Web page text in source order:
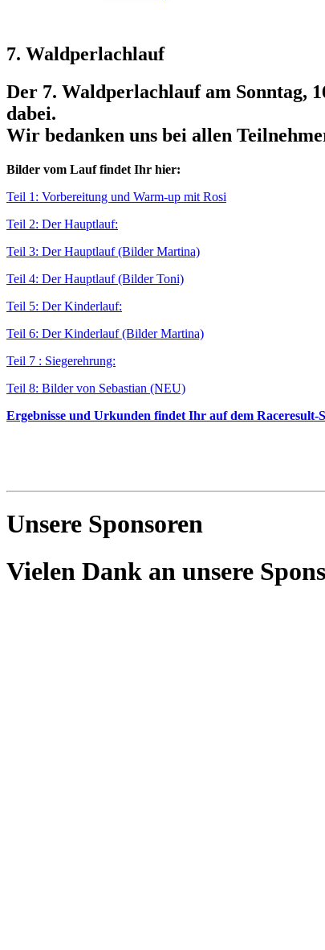
7. Waldperlachlauf
Der 7. Waldperlachlauf am Sonntag,
dabei.
Wir bedanken uns bei allen
Bilder vom Lauf findet Ihr hier:
Teil 1: Vorbereitung und Warm-up mit Rosi
Teil 2: Der Hauptlauf:
Teil 3: Der Hauptlauf (Bilder Martina)
Teil 4: Der Hauptlauf (Bilder Toni)
Teil 5: Der Kinderlauf:
Teil 6: Der Kinderlauf (Bilder Martina)
Teil 7 : Siegerehrung:
Teil 8: Bilder von Sebastian (NEU)
Ergebnisse und Urkunden findet Ihr auf dem Raceresult-
Unsere Sponsoren
Vielen Dank an unsere